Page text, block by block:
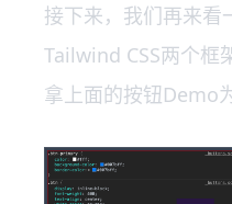
接下来，我们再来
Tailwind CSS两个框
拿上面的按钮Demo